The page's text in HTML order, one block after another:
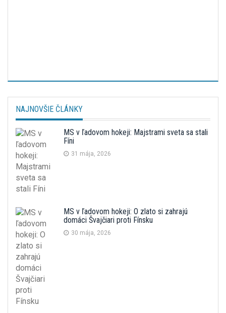
NAJNOVŠIE ČLÁNKY
MS v ľadovom hokeji: Majstrami sveta sa stali
Fíni
31 mája, 2026
MS v ľadovom hokeji: O zlato si zahrajú
domáci Švajčiari proti Fínsku
30 mája, 2026